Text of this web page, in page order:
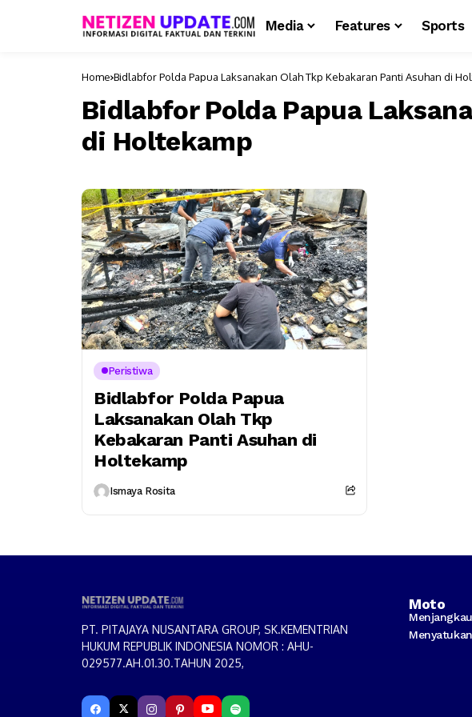
Media Features Sports
Home Bidlabfor Polda Papua Laksanakan Olah Tkp Kebakaran Panti Asuhan di
Bidlabfor Polda Papua
di Holtekamp
Peristiwa
Bidlabfor Polda Papua
Laksanakan Olah Tkp
Kebakaran Panti Asuhan di
Holtekamp
Ismaya Rosita
PT. PITAJAYA NUSANTARA GROUP, SK.KEMENTRIAN
HUKUM REPUBLIK INDONESIA NOMOR : AHU-
029577.AH.01.30.TAHUN 2025,
Moto